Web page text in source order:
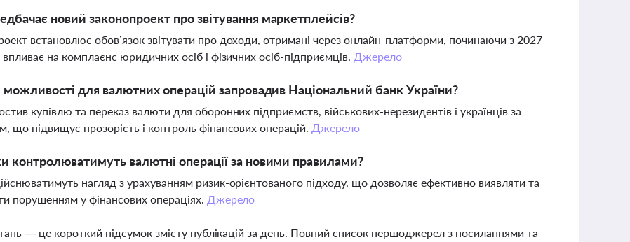
новий законопроект про звітування маркетплейсів?
встановлює обов’язок звітувати про доходи, отримані через онлайн-платформи, починаючи з 2027
на комплаєнс юридичних осіб і фізичних осіб-підприємців. Джерело
можливості для валютних операцій запровадив Національний банк України?
купівлю та переказ валюти для оборонних підприємств, військових-нерезидентів і українців за
що підвищує прозорість і контроль фінансових операцій. Джерело
контролюватимуть валютні операції за новими правилами?
нагляд з урахуванням ризик-орієнтованого підходу, що дозволяє ефективно виявляти та
порушенням у фінансових операціях. Джерело
— це короткий підсумок змісту публікацій за день. Повний список першоджерел з посиланнями та